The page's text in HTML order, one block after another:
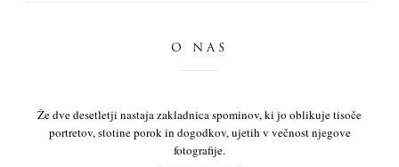
O NAS
Že dve desetletji nastaja zakladnica spominov, ki jo oblikuje tisoče
portretov, stotine porok in dogodkov, ujetih v večnost njegove
fotografije.